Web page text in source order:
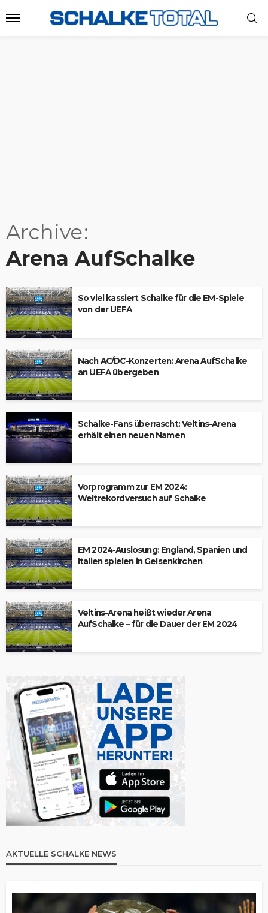
Archive
Arena AufSchalke
So viel kassiert Schalke für die EM-Spiele
von der UEFA
Nach AC/DC-Konzerten: Arena AufSchalke
an UEFA übergeben
Schalke-Fans überrascht: Veltins-Arena
erhält einen neuen Namen
Vorprogramm zur EM 2024:
Weltrekordversuch auf Schalke
EM 2024-Auslosung: England, Spanien und
Italien spielen in Gelsenkirchen
Veltins-Arena heißt wieder Arena
AufSchalke – für die Dauer der EM 2024
AKTUELLE SCHALKE NEWS